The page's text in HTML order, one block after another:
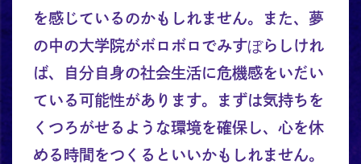
を感じているのかもしれません。また、夢
の中の大学院がボロボロでみすぼらしけれ
ば、自分自身の社会生活に危機感をいだい
ている可能性があります。まずは気持ちを
くつろがせるような環境を確保し、心を休
める時間をつくるといいかもしれません。